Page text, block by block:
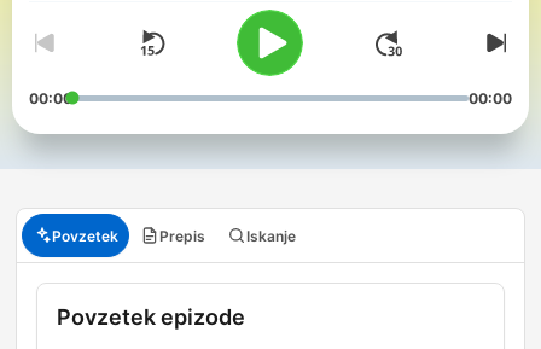
00:00 00:00
Povzetek Prepis Iskanje
Povzetek epizode